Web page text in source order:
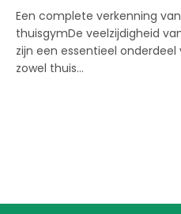
Een complete verkenning
thuisgymDe veelzijdigheid
zijn een essentieel
zowel thuis…